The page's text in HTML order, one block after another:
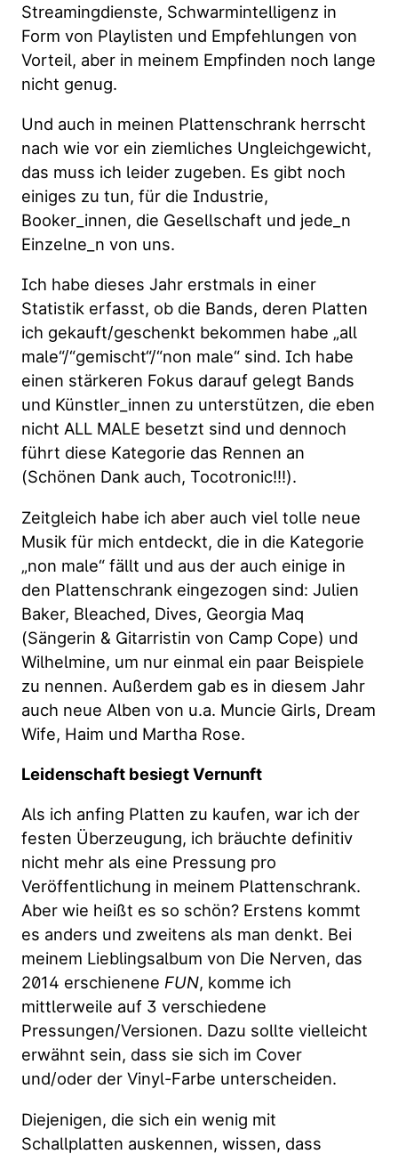
Streamingdienste, Schwarmintelligenz in
Form von Playlisten und Empfehlungen von
Vorteil, aber in meinem Empfinden noch lange
nicht genug.
Und auch in meinen Plattenschrank herrscht
nach wie vor ein ziemliches Ungleichgewicht,
das muss ich leider zugeben. Es gibt noch
einiges zu tun, für die Industrie,
Booker_innen, die Gesellschaft und jede_n
Einzelne_n von uns.
Ich habe dieses Jahr erstmals in einer
Statistik erfasst, ob die Bands, deren Platten
ich gekauft/geschenkt bekommen habe „all
male“/“gemischt“/“non male“ sind. Ich habe
einen stärkeren Fokus darauf gelegt Bands
und Künstler_innen zu unterstützen, die eben
nicht ALL MALE besetzt sind und dennoch
führt diese Kategorie das Rennen an
(Schönen Dank auch, Tocotronic!!!).
Zeitgleich habe ich aber auch viel tolle neue
Musik für mich entdeckt, die in die Kategorie
„non male“ fällt und aus der auch einige in
den Plattenschrank eingezogen sind: Julien
Baker, Bleached, Dives, Georgia Maq
(Sängerin & Gitarristin von Camp Cope) und
Wilhelmine, um nur einmal ein paar Beispiele
zu nennen. Außerdem gab es in diesem Jahr
auch neue Alben von u.a. Muncie Girls, Dream
Wife, Haim und Martha Rose.
Leidenschaft besiegt Vernunft
Als ich anfing Platten zu kaufen, war ich der
festen Überzeugung, ich bräuchte definitiv
nicht mehr als eine Pressung pro
Veröffentlichung in meinem Plattenschrank.
Aber wie heißt es so schön? Erstens kommt
es anders und zweitens als man denkt. Bei
meinem Lieblingsalbum von Die Nerven, das
2014 erschienene FUN, komme ich
mittlerweile auf 3 verschiedene
Pressungen/Versionen. Dazu sollte vielleicht
erwähnt sein, dass sie sich im Cover
und/oder der Vinyl-Farbe unterscheiden.
Diejenigen, die sich ein wenig mit
Schallplatten auskennen, wissen, dass